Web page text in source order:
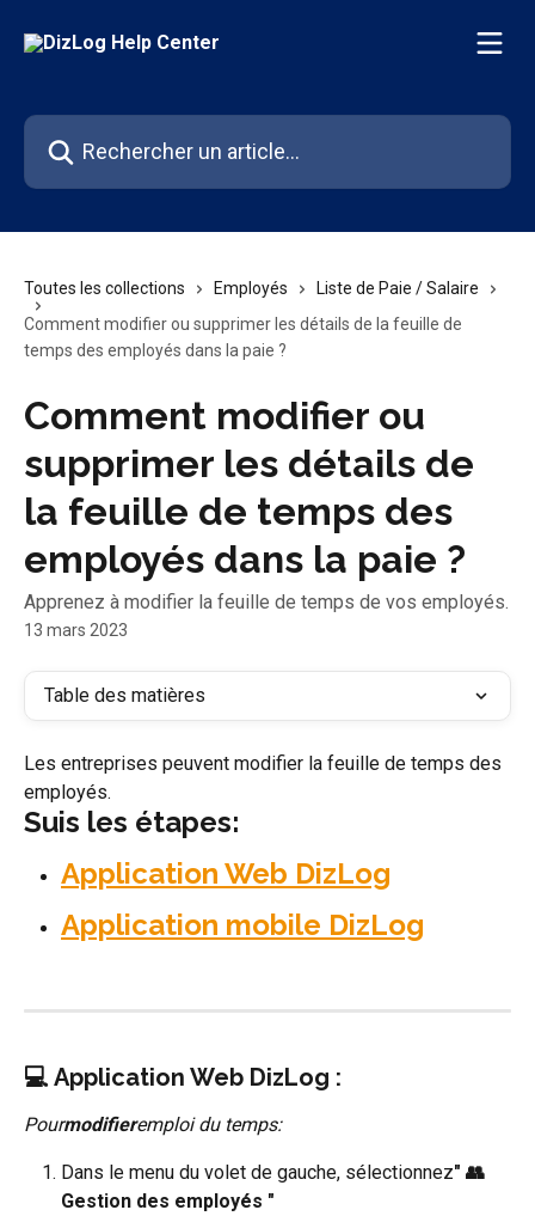
Rechercher un article...
Toutes les collections Employés
Liste de Paie / Salaire
Comment modifier ou supprimer les détails de la feuille de
temps des employés dans la paie ?
Comment modifier ou
supprimer les détails de
la feuille de temps des
employés dans la paie ?
Apprenez à modifier la feuille de temps de vos employés.
13 mars 2023
Table des matières
Les entreprises peuvent modifier la feuille de temps des
employés.
Suis les étapes:
Application Web DizLog
Application mobile DizLog
💻 Application Web DizLog :
Pourmodifieremploi du temps:
Dans le menu du volet de gauche, sélectionnez" 👥
Gestion des employés "